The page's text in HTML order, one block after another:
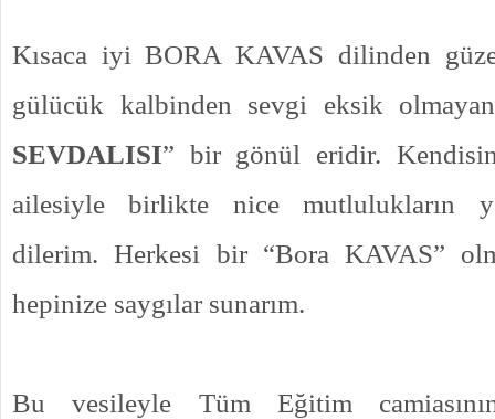
Kısaca iyi BORA KAVAS dilinden
gülücük kalbinden sevgi eksik
SEVDALISI” bir gönül eridir.
ailesiyle birlikte nice mutlulukların
dilerim. Herkesi bir “Bora KAVAS”
hepinize saygılar sunarım.
Bu vesileyle Tüm Eğitim